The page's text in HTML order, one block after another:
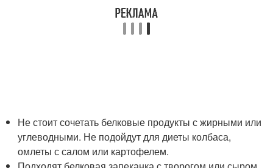
Не стоит сочетать белковые продукты с жирными или
углеводными. Не подойдут для диеты колбаса,
омлеты с салом или картофелем.